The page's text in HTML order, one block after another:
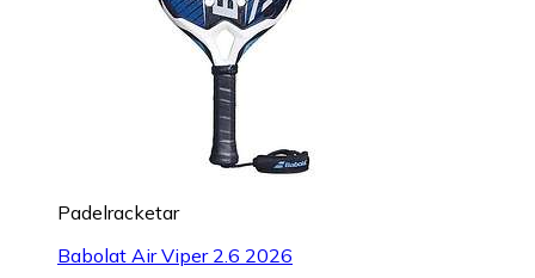
Padelracketar
Babolat Air Viper 2.6 2026